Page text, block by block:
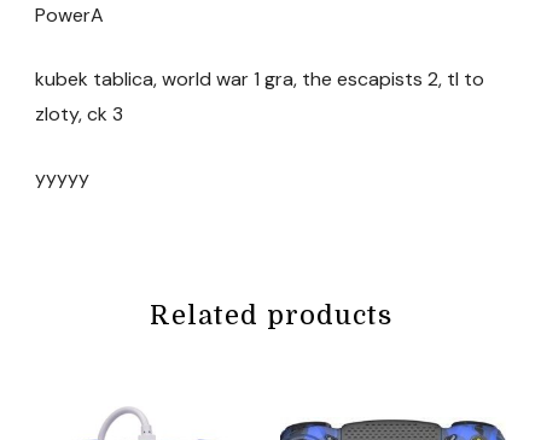
PowerA
kubek tablica, world war 1 gra, the escapists 2, tl to
zloty, ck 3
yyyyy
Related products